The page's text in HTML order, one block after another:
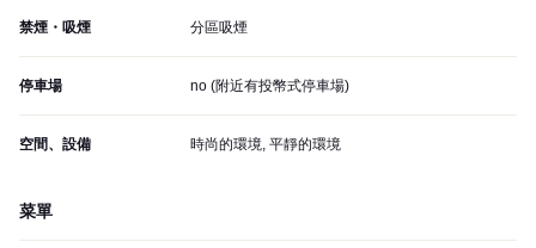
禁煙・吸煙 分區吸煙
停車場 no (附近有投幣式停車場)
空間、設備 時尚的環境, 平靜的環境
菜單